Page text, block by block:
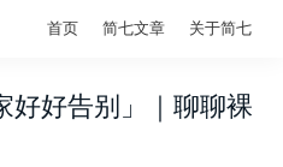
首页 简七文章 关于简七
好好告别」｜聊聊裸